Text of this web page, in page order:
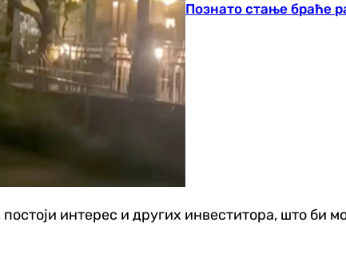
Познато стање браће
интерес и других инвеститора, што би